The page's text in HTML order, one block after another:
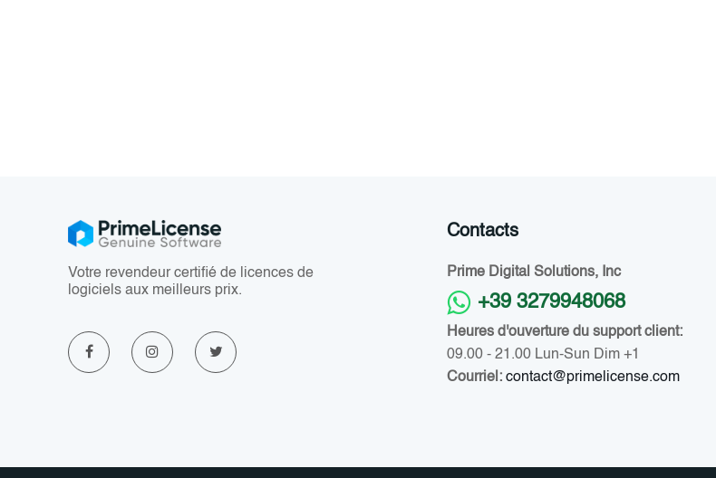
Votre revendeur certifié de licences de
logiciels aux meilleurs prix.
Contacts
Prime Digital Solutions, Inc
+39 3279948068
Heures d'ouverture du support client:
09.00 - 21.00 Lun-Sun Dim +1
Courriel: contact@primelicense.com